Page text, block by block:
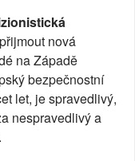
nová
na Západě
bezpečnostní
let, je spravedlivý,
nespravedlivý a